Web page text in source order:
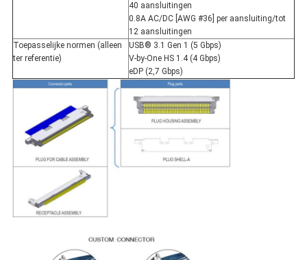
40 aansluitingen
0.8A AC/DC [AWG #36] per aansluiting/tot
12 aansluitingen
Toepasselijke normen (alleen
ter referentie)
USB® 3.1 Gen 1 (5 Gbps)
V-by-One HS 1.4 (4 Gbps)
eDP (2,7 Gbps)